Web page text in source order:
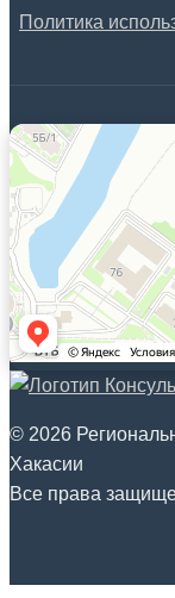
Политика
© 2026
Хакасии
Все права